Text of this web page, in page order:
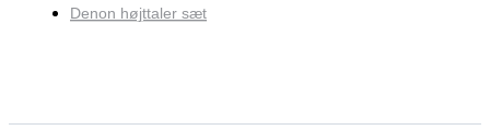
Denon højttaler sæt